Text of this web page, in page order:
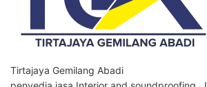
Tirtajaya Gemilang Abadi